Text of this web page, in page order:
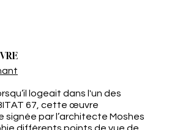
logeait dans l'un des
67, cette œuvre
par l’architecte Moshes